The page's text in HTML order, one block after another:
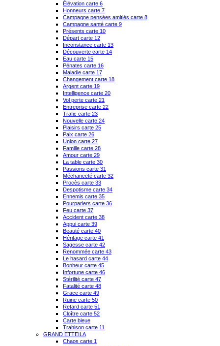
Élévation carte 6
Honneurs carte 7
Campagne pensées amitiés carte 8
Campagne santé carte 9
Présents carte 10
Départ carte 12
Inconstance carte 13
Découverte carte 14
Eau carte 15
Pénates carte 16
Maladie carte 17
Changement carte 18
Argent carte 19
Intelligence carte 20
Vol perte carte 21
Entreprise carte 22
Trafic carte 23
Nouvelle carte 24
Plaisirs carte 25
Paix carte 26
Union carte 27
Famille carte 28
Amour carte 29
La table carte 30
Passions carte 31
Méchanceté carte 32
Procès carte 33
Despotisme carte 34
Ennemis carte 35
Pourparlers carte 36
Feu carte 37
Accident carte 38
Appui carte 39
Beauté carte 40
Héritage carte 41
Sagesse carte 42
Renommée carte 43
Le hasard carte 44
Bonheur carte 45
Infortune carte 46
Stérilité carte 47
Fatalité carte 48
Grace carte 49
Ruine carte 50
Retard carte 51
Cloître carte 52
Carte bleue
Trahison carte 11
GRAND ETTEILA
Chaos carte 1